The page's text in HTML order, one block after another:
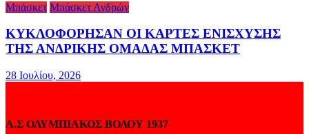
Μπάσκετ Μπάσκετ Ανδρών
ΚΥΚΛΟΦΟΡΗΣΑΝ ΟΙ ΚΑΡΤΕΣ ΕΝΙΣΧΥΣΗΣ
ΤΗΣ ΑΝΔΡΙΚΗΣ ΟΜΑΔΑΣ ΜΠΑΣΚΕΤ
28 Ιουλίου, 2026
Α.Σ ΟΛΥΜΠΙΑΚΟΣ ΒΟΛΟΥ 1937